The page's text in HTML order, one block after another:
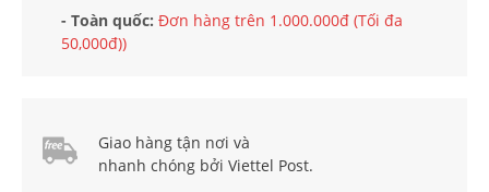
- Toàn quốc: Đơn hàng trên 1.000.000đ (Tối đa
50,000đ))
Giao hàng tận nơi và
nhanh chóng bởi Viettel Post.